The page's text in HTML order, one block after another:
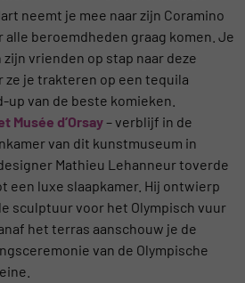
neemt je mee naar zijn Coramino
alle beroemdheden graag komen. Je
vrienden op stap naar deze
ze je trakteren op een tequila
van de beste komieken.
Musée d’Orsay– verblijf in de
van dit kunstmuseum in
Mathieu Lehanneur toverde
een luxe slaapkamer. Hij ontwierp
sculptuur voor het Olympisch vuur
het terras aanschouw je de
van de Olympische